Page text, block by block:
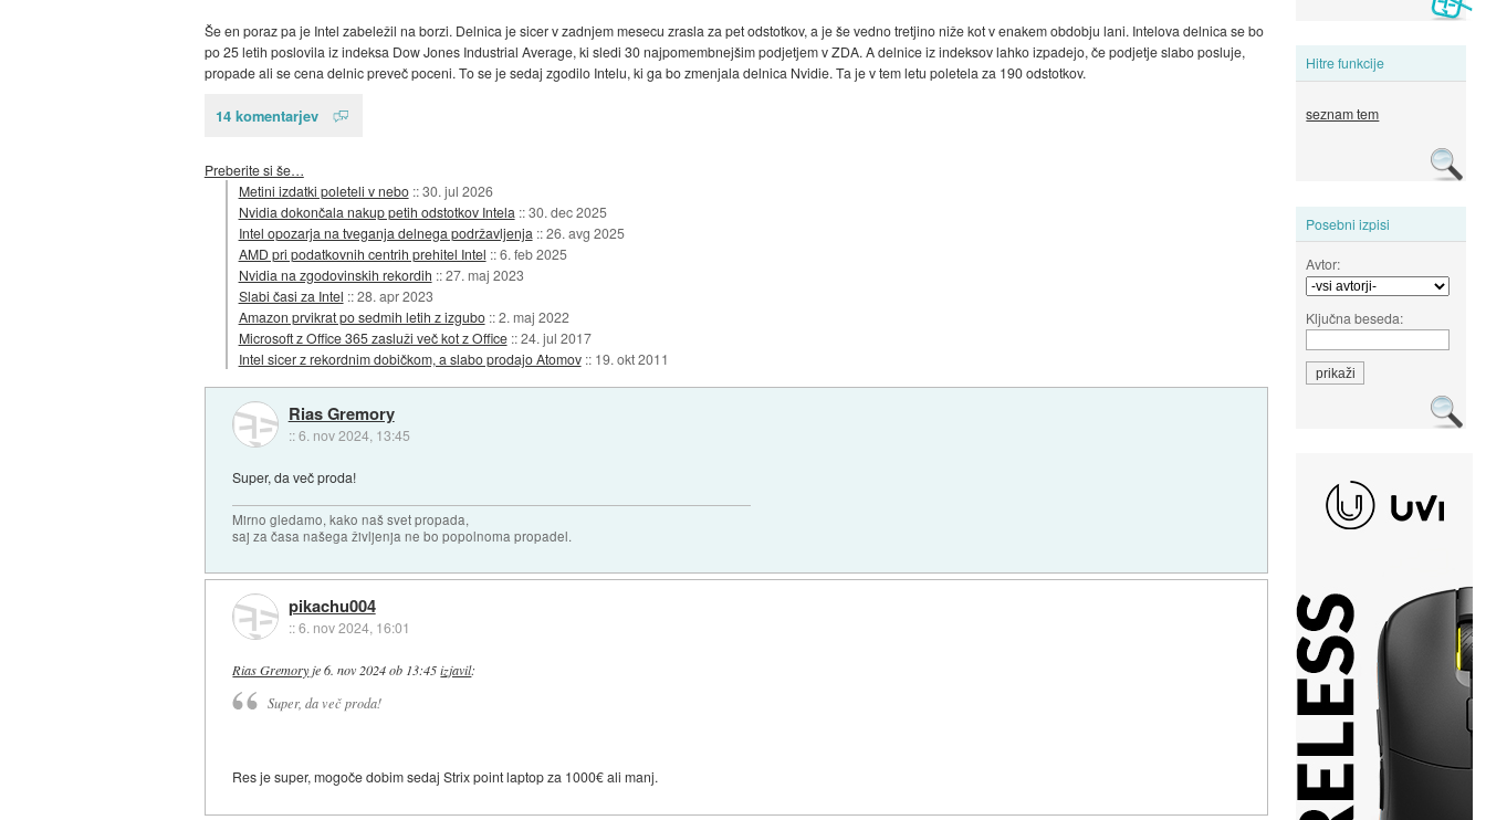
Hitre funkcije
seznam tem
Posebni izpisi
Avtor:
Ključna beseda:
Še en poraz pa je Intel zabeležil na borzi. Delnica je sicer v zadnjem mesecu zrasla za pet odstotkov, a je še vedno tretjino niže kot v enakem obdobju lani. Intelova delnica se bo
po 25 letih poslovila iz indeksa Dow Jones Industrial Average, ki sledi 30 najpomembnejšim podjetjem v ZDA. A delnice iz indeksov lahko izpadejo, če podjetje slabo posluje,
propade ali se cena delnic preveč poceni. To se je sedaj zgodilo Intelu, ki ga bo zmenjala delnica Nvidie. Ta je v tem letu poletela za 190 odstotkov.
14 komentarjev
Preberite si še…
Metini izdatki poleteli v nebo ::30. jul 2026
Nvidia dokončala nakup petih odstotkov Intela ::30. dec 2025
Intel opozarja na tveganja delnega podržavljenja ::26. avg 2025
AMD pri podatkovnih centrih prehitel Intel ::6. feb 2025
Nvidia na zgodovinskih rekordih ::27. maj 2023
Slabi časi za Intel ::28. apr 2023
Amazon prvikrat po sedmih letih z izgubo ::2. maj 2022
Microsoft z Office 365 zasluži več kot z Office ::24. jul 2017
Intel sicer z rekordnim dobičkom, a slabo prodajo Atomov :: 19. okt 2011
Rias Gremory
::6. nov 2024, 13:45
Super, da več proda!
Mirno gledamo, kako naš svet propada,
saj za časa našega življenja ne bo popolnoma propadel.
pikachu004
::6. nov 2024, 16:01
Rias Gremoryje6. nov 2024 ob 13:45 izjavil:
Super, da več proda!
Res je super, mogoče dobim sedaj Strix point laptop za 1000€ ali manj.